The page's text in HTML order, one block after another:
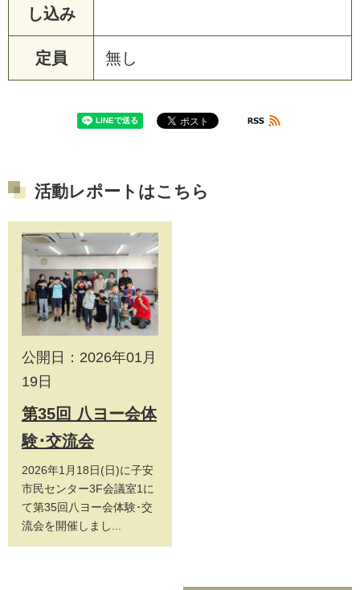
し込み
定員 無し
活動レポートはこちら
公開日：2026年01月
19日
第35回 八ヨー会体
験･交流会
2026年1月18日(日)に子安
市民センター3F会議室1に
て第35回八ヨー会体験･交
流会を開催しまし...